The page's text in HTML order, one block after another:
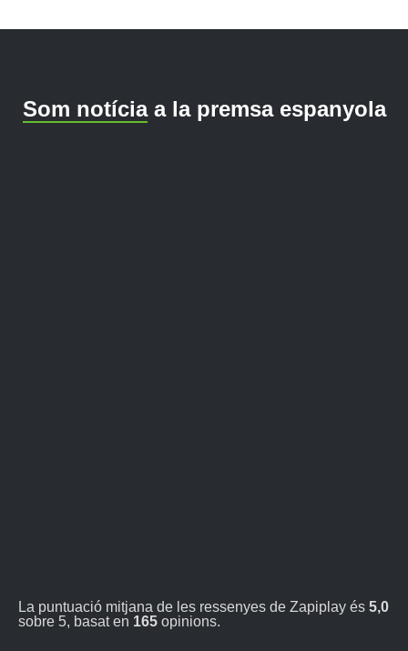
Som notíciaa la premsa espanyola
La puntuació mitjana de les ressenyes de Zapiplay és 5,0
sobre 5, basat en 165 opinions.